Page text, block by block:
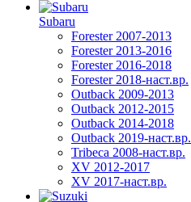
Subaru
Forester 2007-2013
Forester 2013-2016
Forester 2016-2018
Forester 2018-наст.вр.
Outback 2009-2013
Outback 2012-2015
Outback 2014-2018
Outback 2019-наст.вр.
Tribeca 2008-наст.вр.
XV 2012-2017
XV 2017-наст.вр.